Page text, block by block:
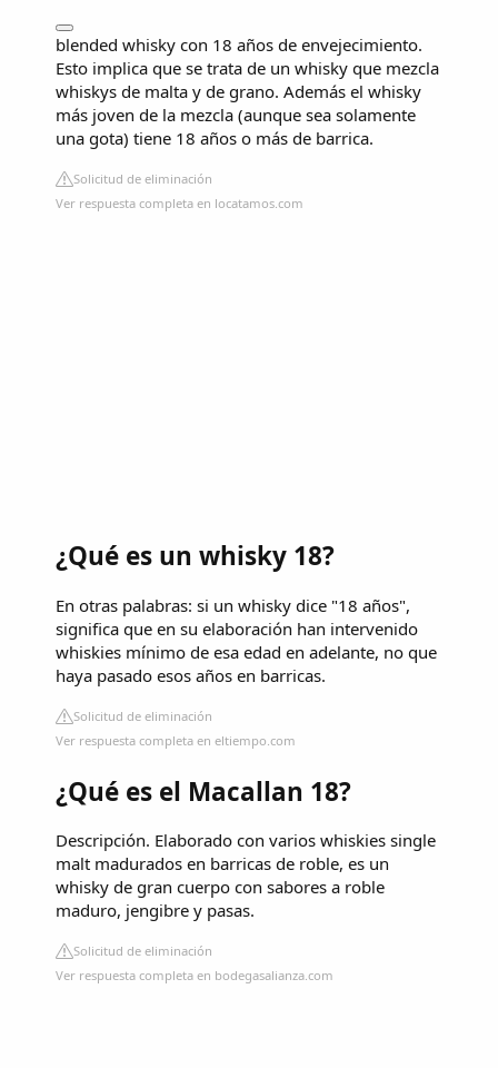
blended whisky con 18 años de envejecimiento.
Esto implica que se trata de un whisky que mezcla
whiskys de malta y de grano. Además el whisky
más joven de la mezcla (aunque sea solamente
una gota) tiene 18 años o más de barrica.
Solicitud de eliminación
Ver respuesta completa en locatamos.com
¿Qué es un whisky 18?
En otras palabras: si un whisky dice "18 años",
significa que en su elaboración han intervenido
whiskies mínimo de esa edad en adelante, no que
haya pasado esos años en barricas.
Solicitud de eliminación
Ver respuesta completa en eltiempo.com
¿Qué es el Macallan 18?
Descripción. Elaborado con varios whiskies single
malt madurados en barricas de roble, es un
whisky de gran cuerpo con sabores a roble
maduro, jengibre y pasas.
Solicitud de eliminación
Ver respuesta completa en bodegasalianza.com